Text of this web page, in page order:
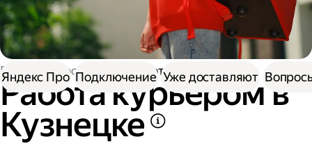
Работа в Доставке Работа курьером
Работа курьером в
Кузнецке
Яндекс Про Подключение Уже доставляют